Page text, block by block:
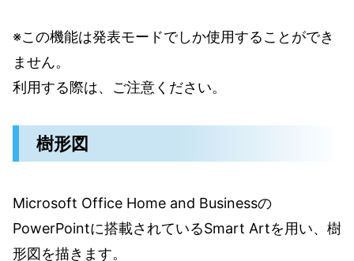
※この機能は発表モードでしか使用することができ
ません。
利用する際は、ご注意ください。
樹形図
Microsoft Office Home and Businessの
PowerPointに搭載されているSmart Artを用い、樹
形図を描きます。